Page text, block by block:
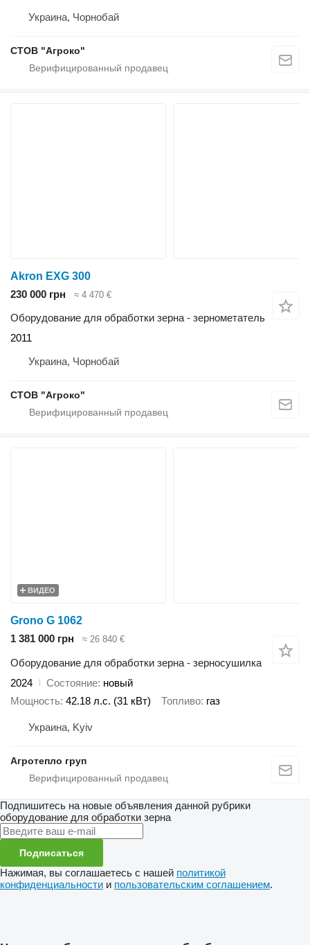
Украина, Чорнобай
СТОВ "Агроко"
Akron EXG 300
230 000 грн
≈ 4 470 €
Оборудование для обработки зерна - зернометатель
2011
Украина, Чорнобай
СТОВ "Агроко"
ВИДЕО
Grono G 1062
1 381 000 грн
≈ 26 840 €
Оборудование для обработки зерна - зерносушилка
2024
Состояние новый
Мощность 42.18 л.с. (31 кВт) Топливо газ
Украина, Kyiv
Агротепло груп
Подпишитесь на новые объявления данной рубрики
оборудование для обработки зерна
Подписаться
Нажимая, вы соглашаетесь с нашей политикой
конфиденциальности и пользовательским соглашением.